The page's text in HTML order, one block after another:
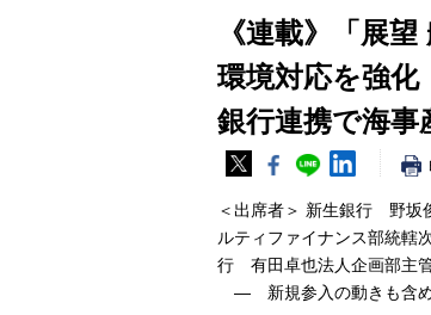
《連載》「展
環境対応を強化
銀行連携で海事
＜出席者＞ 新生銀行 野坂
ルティファイナンス部統轄
行 有田卓也法人企画部主
― 新規参入の動きも含め